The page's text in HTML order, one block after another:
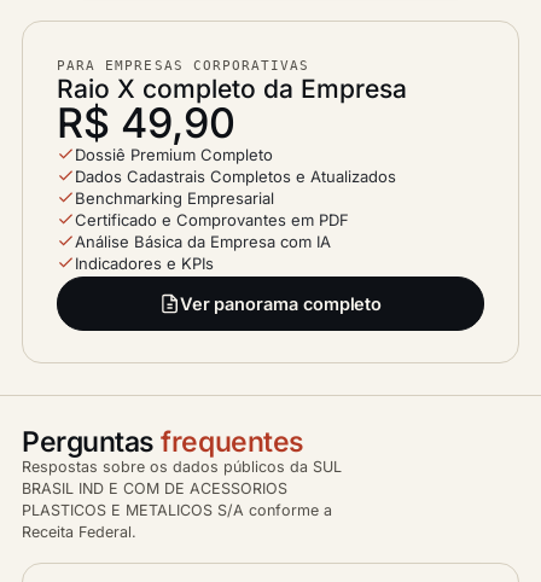
PARA EMPRESAS CORPORATIVAS
Raio X completo da Empresa
R$ 49,90
Dossiê Premium Completo
Dados Cadastrais Completos e Atualizados
Benchmarking Empresarial
Certificado e Comprovantes em PDF
Análise Básica da Empresa com IA
Indicadores e KPIs
Ver panorama completo
Perguntasfrequentes
Respostas sobre os dados públicos da SUL
BRASIL IND E COM DE ACESSORIOS
PLASTICOS E METALICOS S/A conforme a
Receita Federal.